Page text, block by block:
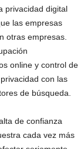
privacidad digital
las empresas
otras empresas.
online y control de
con las
de búsqueda.
de confianza
cada vez más